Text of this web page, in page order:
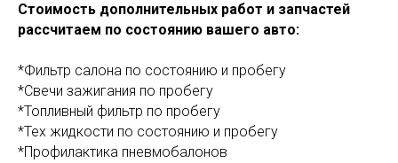
Стоимость дополнительных работ и запчастей
рассчитаем по состоянию вашего авто:
*Фильтр салона по состоянию и пробегу
*Свечи зажигания по пробегу
*Топливный фильтр по пробегу
*Тех жидкости по состоянию и пробегу
*Профилактика пневмобалонов
ОБРАТНЫЙ ЗВОНОК